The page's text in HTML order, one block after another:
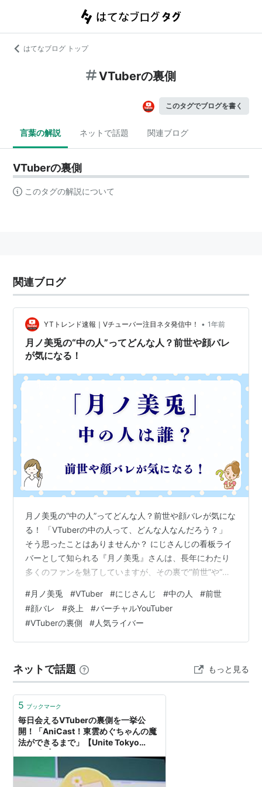
はてなブログ トップ
VTuberの裏側
このタグでブログを書く
言葉の解説 ネットで話題 関連ブログ
VTuberの裏側
このタグの解説について
関連ブログ
YTトレンド速報｜Vチューバー注目ネタ発信中！ • 1年前
月ノ美兎の“中の人”ってどんな人？前世や顔バレ
が気になる！
月ノ美兎の“中の人”ってどんな人？前世や顔バレが気にな
る！ 「VTuberの中の人って、どんな人なんだろう？」
そう思ったことはありませんか？ にじさんじの看板ライ
バーとして知られる『月ノ美兎』さんは、長年にわたり
多くのファンを魅了していますが、その裏で“前世”や“顔
見つけても、信憑性がよくわからなかったり、話が広が
りすぎて混乱したりすることも…。 今回は、そんなモヤ
モヤを解消するために、月ノ美兎さんの「中の人」につ
いて気になるポイントをやさしく整理してみました！ そ
れは、キャラ…
#月ノ美兎 #VTuber #にじさんじ #中の人 #前世
#顔バレ #炎上 #バーチャルYouTuber
#VTuberの裏側 #人気ライバー
ネットで話題 もっと見る
5 ブックマーク
毎日会えるVTuberの裏側を一挙公
開！「AniCast！東雲めぐちゃんの魔
法ができるまで」【Unite Tokyo